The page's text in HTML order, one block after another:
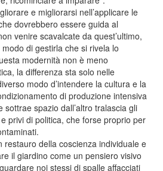
e migliorarsi nell’applicare le
dovrebbero essere guida al
venire scavalcate da quest’ultimo,
di gestirla che si rivela lo
modernità non è meno
la differenza sta solo nelle
modo d’intendere la cultura e la
di produzione intensiva
spazio dall’altro tralascia gli
privi di politica, che forse proprio per
restauro della coscienza individuale e
il giardino come un pensiero visivo
noi stessi di spalle affacciati